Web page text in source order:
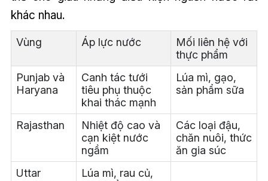
khác nhau.
Vùng Áp lực nước
Mối liên hệ với
thực phẩm
Punjab và
Haryana
Canh tác tưới
tiêu phụ thuộc
khai thác mạnh
Lúa mì, gạo,
sản phẩm sữa
Rajasthan
Nhiệt độ cao và
cạn kiệt nước
ngầm
Các loại đậu,
chăn nuôi, thức
ăn gia súc
Uttar
Lúa mì, rau củ,